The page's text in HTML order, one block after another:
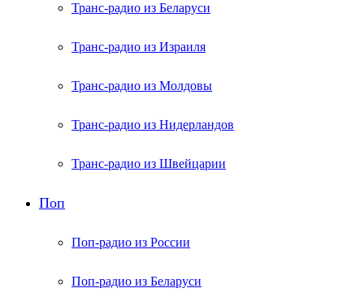
Транс-радио из Беларуси
Транс-радио из Израиля
Транс-радио из Молдовы
Транс-радио из Нидерландов
Транс-радио из Швейцарии
Поп
Поп-радио из России
Поп-радио из Беларуси